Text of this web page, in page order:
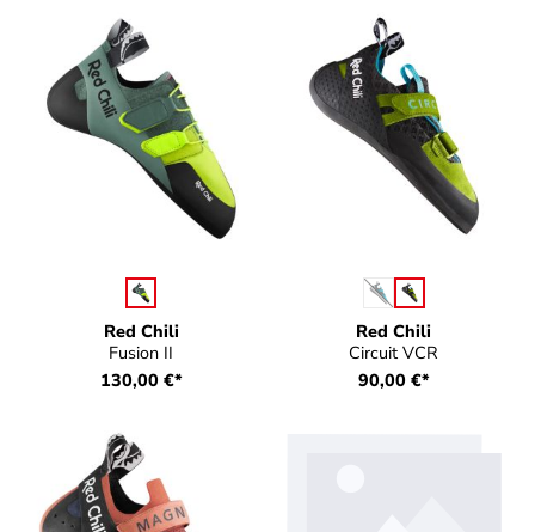
Red Chili
Fusion II
Farbe
130,00 €*
Red Chili
Circuit VCR
Farbeauswählen
(Diese Option ist
90,00 €*